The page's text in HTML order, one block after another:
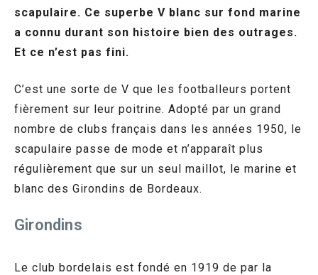
scapulaire. Ce superbe V blanc sur fond marine
a connu durant son histoire bien des outrages.
Et ce n’est pas fini.
C’est une sorte de V que les footballeurs portent
fièrement sur leur poitrine. Adopté par un grand
nombre de clubs français dans les années 1950, le
scapulaire passe de mode et n’apparaît plus
régulièrement que sur un seul maillot, le marine et
blanc des Girondins de Bordeaux.
Girondins
Le club bordelais est fondé en 1919 de par la